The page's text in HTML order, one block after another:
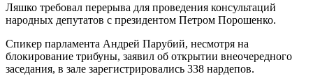
Ляшко требовал перерыва для проведения консультаций
народных депутатов с президентом Петром Порошенко.
Спикер парламента Андрей Парубий, несмотря на
блокирование трибуны, заявил об открытии внеочередного
заседания, в зале зарегистрировались 338 нардепов.